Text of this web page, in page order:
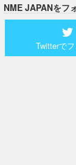
NME JAPANをフ
Twitterで